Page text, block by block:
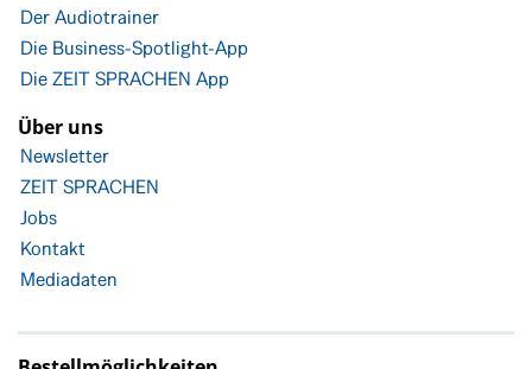
Der Audiotrainer
Die Business-Spotlight-App
Die ZEIT SPRACHEN App
Über uns
Newsletter
ZEIT SPRACHEN
Jobs
Kontakt
Mediadaten